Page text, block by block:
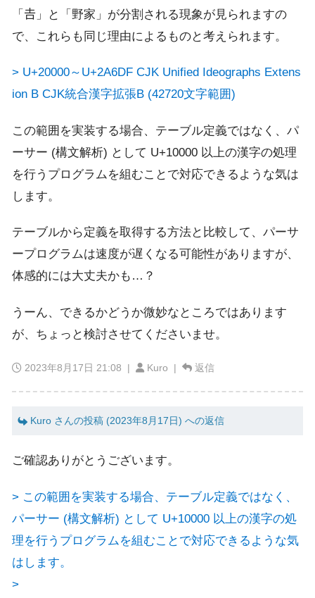
「𠮷」と「野家」が分割される現象が見られますの
で、これらも同じ理由によるものと考えられます。
> U+20000～U+2A6DF CJK Unified Ideographs Extens
ion B CJK統合漢字拡張B (42720文字範囲)
この範囲を実装する場合、テーブル定義ではなく、パ
ーサー (構文解析) として U+10000 以上の漢字の処理
を行うプログラムを組むことで対応できるような気は
します。
テーブルから定義を取得する方法と比較して、パーサ
ープログラムは速度が遅くなる可能性がありますが、
体感的には大丈夫かも…？
うーん、できるかどうか微妙なところではあります
が、ちょっと検討させてくださいませ。
2023年8月17日 21:08 | Kuro | 返信
Kuro さんの投稿 (2023年8月17日) への返信
ご確認ありがとうございます。
> この範囲を実装する場合、テーブル定義ではなく、
パーサー (構文解析) として U+10000 以上の漢字の処
理を行うプログラムを組むことで対応できるような気
はします。
>